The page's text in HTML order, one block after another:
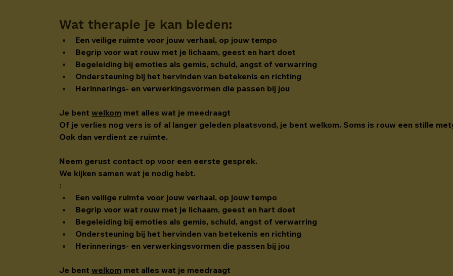
Wat therapie je kan bieden:
Een veilige ruimte voor jouw verhaal, op jouw tempo
Begrip voor wat rouw met je lichaam, geest en hart doet
Begeleiding bij emoties als gemis, schuld, angst of verwarring
Ondersteuning bij het hervinden van betekenis en richting
Herinnerings- en verwerkingsvormen die passen bij jou
Je bent welkom met alles wat je meedraagt
Of je verlies nog vers is of al langer geleden plaatsvond, je bent welkom. Soms is rouw een stille
Ook dan verdient ze ruimte.
Neem gerust contact op voor een eerste gesprek.
We kijken samen wat je nodig hebt.
:
Een veilige ruimte voor jouw verhaal, op jouw tempo
Begrip voor wat rouw met je lichaam, geest en hart doet
Begeleiding bij emoties als gemis, schuld, angst of verwarring
Ondersteuning bij het hervinden van betekenis en richting
Herinnerings- en verwerkingsvormen die passen bij jou
Je bent welkom met alles wat je meedraagt